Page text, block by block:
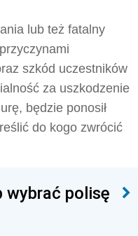
lub też fatalny
szkód uczestników
za uszkodzenie
będzie ponosił
do kogo zwrócić
wybrać polisę